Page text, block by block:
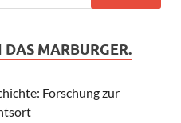
MARBURGER.
Forschung zur